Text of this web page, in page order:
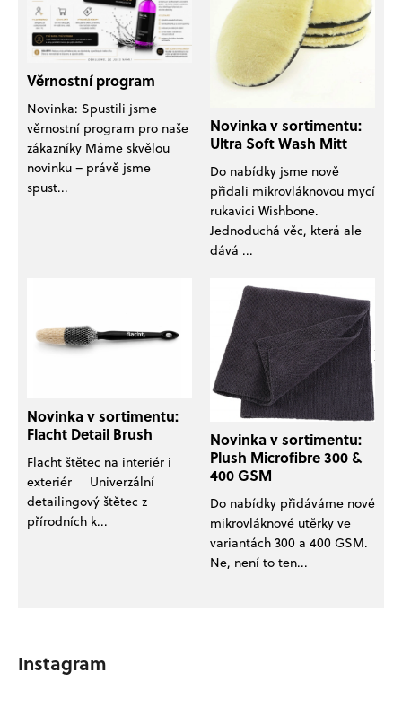
Věrnostní program
Novinka: Spustili jsme
věrnostní program pro naše
zákazníky Máme skvělou
novinku – právě jsme
spust...
Novinka v sortimentu:
Ultra Soft Wash Mitt
Do nabídky jsme nově
přidali mikrovláknovou mycí
rukavici Wishbone.
Jednoduchá věc, která ale
dává ...
Novinka v sortimentu:
Flacht Detail Brush
Flacht štětec na interiér i
exteriér Univerzální
detailingový štětec z
přírodních k...
Novinka v sortimentu:
Plush Microfibre 300 &
400 GSM
Do nabídky přidáváme nové
mikrovláknové utěrky ve
variantách 300 a 400 GSM.
Ne, není to ten...
Instagram